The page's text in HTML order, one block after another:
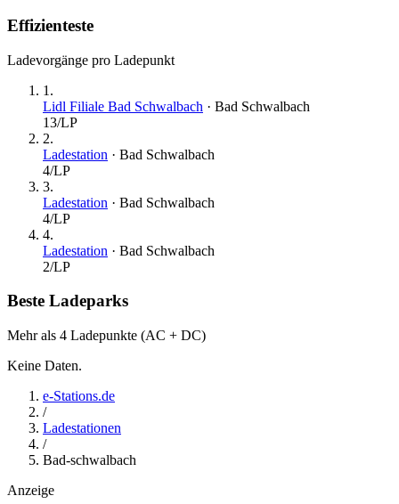
Effizienteste
Ladevorgänge pro Ladepunkt
1 .
Lidl Filiale Bad Schwalbach · Bad Schwalbach
13/LP
2.
Ladestation · Bad Schwalbach
4/LP
3.
Ladestation · Bad Schwalbach
4/LP
4.
Ladestation · Bad Schwalbach
2/LP
Beste Ladeparks
Mehr als 4 Ladepunkte (AC + DC)
Keine Daten.
e-Stations.de
/
Ladestationen
/
Bad-schwalbach
Anzeige